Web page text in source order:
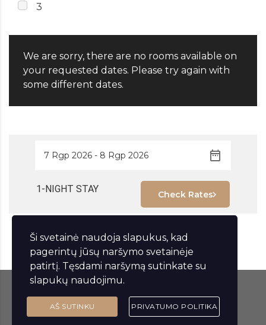
3
We are sorry, there are no rooms available on
your requested dates. Please try again with
some different dates.
1-NIGHT STAY Check Rates
Ši svetainė naudoja slapukus, kad
pagerintų jūsų naršymo svetainėje
patirtį. Tęsdami naršymą sutinkate su
slapukų naudojimu.
AŠ SUTINKU PRIVATUMO POLITIKA